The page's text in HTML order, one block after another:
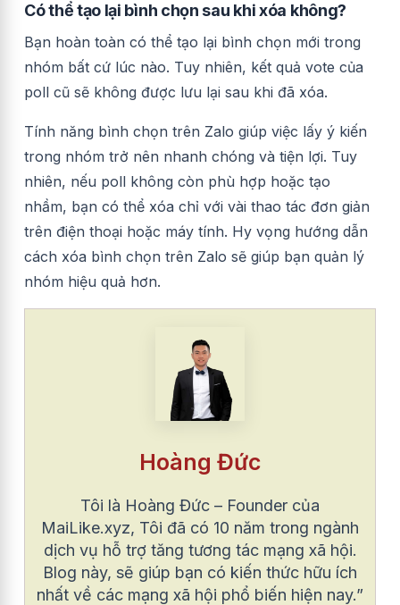
Có thể tạo lại bình chọn sau khi xóa không?
Bạn hoàn toàn có thể tạo lại bình chọn mới trong
nhóm bất cứ lúc nào. Tuy nhiên, kết quả vote của
poll cũ sẽ không được lưu lại sau khi đã xóa.
Tính năng bình chọn trên Zalo giúp việc lấy ý kiến
trong nhóm trở nên nhanh chóng và tiện lợi. Tuy
nhiên, nếu poll không còn phù hợp hoặc tạo
nhầm, bạn có thể xóa chỉ với vài thao tác đơn giản
trên điện thoại hoặc máy tính. Hy vọng hướng dẫn
cách xóa bình chọn trên Zalo sẽ giúp bạn quản lý
nhóm hiệu quả hơn.
Hoàng Đức
Tôi là Hoàng Đức – Founder của
MaiLike.xyz, Tôi đã có 10 năm trong ngành
dịch vụ hỗ trợ tăng tương tác mạng xã hội.
Blog này, sẽ giúp bạn có kiến thức hữu ích
nhất về các mạng xã hội phổ biến hiện nay.”